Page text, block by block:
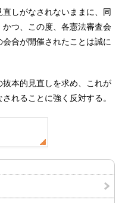
しがなされないままに、同
つ、この度、各憲法審査会
合が開催されたことは誠に
本的見直しを求め、これが
れることに強く反対する。